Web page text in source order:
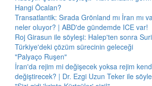
Hangi Öcalan?
Transatlantik: Sırada Grönland mı İran mı
neler oluyor? | ABD'de gündemde ICE var!
Roj Girasun ile söyleşi: Halep'ten sonra
Türkiye'deki çözüm sürecinin geleceği
"Palyaço Ruşen"
İran'da rejim mi değişecek yoksa rejim
değiştirecek? | Dr. Ezgi Uzun Teker ile